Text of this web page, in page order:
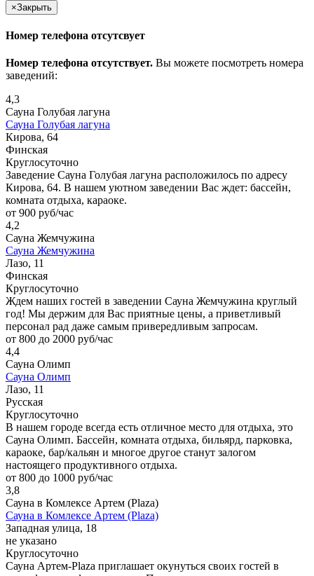
×Закрыть
Номер телефона отсутсвует
Номер телефона отсутствует. Вы можете посмотреть номера
заведений:
4,3
Сауна Голубая лагуна
Сауна Голубая лагуна
Кирова, 64
Финская
Круглосуточно
Заведение Сауна Голубая лагуна расположилось по адресу
Кирова, 64. В нашем уютном заведении Вас ждет: бассейн,
комната отдыха, караоке.
от 900 руб/час
4,2
Сауна Жемчужина
Сауна Жемчужина
Лазо, 11
Финская
Круглосуточно
Ждем наших гостей в заведении Сауна Жемчужина круглый
год! Мы держим для Вас приятные цены, а приветливый
персонал рад даже самым привередливым запросам.
от 800 до 2000 руб/час
4,4
Сауна Олимп
Сауна Олимп
Лазо, 11
Русская
Круглосуточно
В нашем городе всегда есть отличное место для отдыха, это
Сауна Олимп. Бассейн, комната отдыха, бильярд, парковка,
караоке, бар/кальян и многое другое станут залогом
настоящего продуктивного отдыха.
от 800 до 1000 руб/час
3,8
Сауна в Комлексе Артем (Plaza)
Сауна в Комлексе Артем (Plaza)
Западная улица, 18
не указано
Круглосуточно
Сауна Артем-Plaza приглашает окунуться своих гостей в